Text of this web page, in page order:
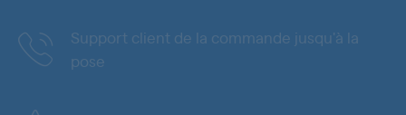
Support client de la commande jusqu'à la
pose